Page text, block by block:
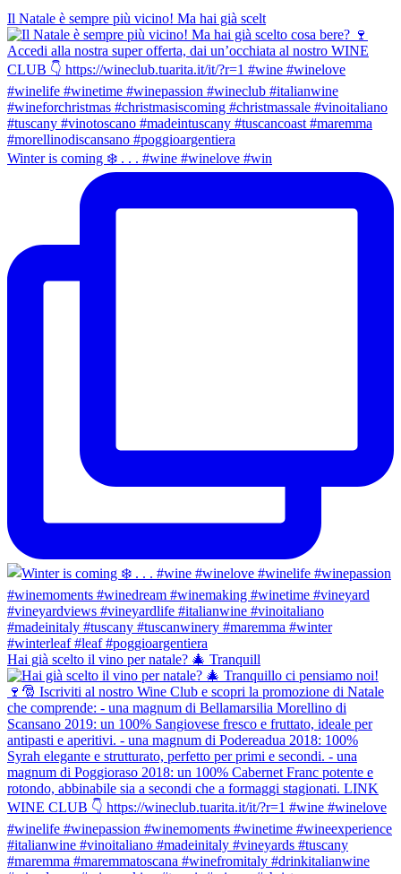
Il Natale è sempre più vicino! Ma hai già scelt
Winter is coming ❄️ . . . #wine #winelove #win
Hai già scelto il vino per natale? 🎄 Tranquill